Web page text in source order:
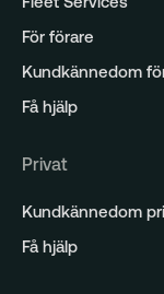
För förare
Kundkännedom
Få hjälp
Privat
Kundkännedom
Få hjälp